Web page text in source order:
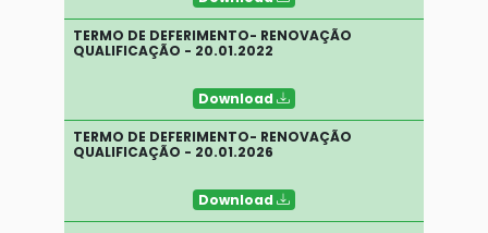
TERMO DE DEFERIMENTO- RENOVAÇÃO
QUALIFICAÇÃO - 20.01.2022
Download
TERMO DE DEFERIMENTO- RENOVAÇÃO
QUALIFICAÇÃO - 20.01.2026
Download